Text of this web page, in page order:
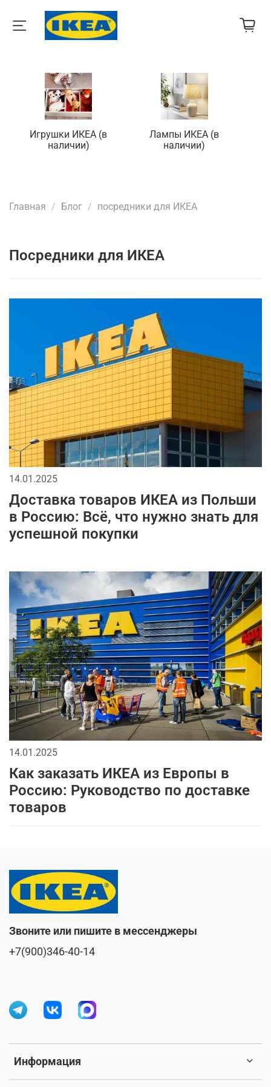
Игрушки ИКЕА (в
наличии)
Лампы ИКЕА (в
наличии)
Главная Блог посредники для ИКЕА
посредники для ИКЕА
14.01.2025
Доставка товаров ИКЕА из Польши
в Россию: Всё, что нужно знать для
успешной покупки
14.01.2025
Как заказать ИКЕА из Европы в
Россию: Руководство по доставке
товаров
Информация
Звоните или пишите в мессенджеры
+7(900)346-40-14